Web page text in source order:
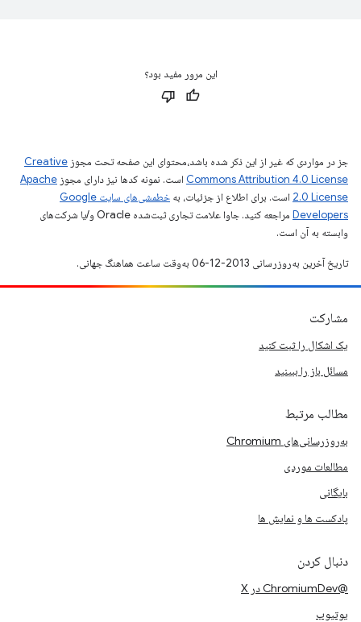
این مرور مفید بود؟
جز در مواردی که غیر از این ذکر شده باشد،‌محتوای این صفحه تحت مجوز Creative
Commons Attribution 4.0 License است. نمونه کدها نیز دارای مجوز Apache
2.0 License است. برای اطلاع از جزئیات، به
خطمشی‌های سایت Google
Developers‏
مراجعه کنید. جاوا علامت تجاری ثبت‌شده Oracle و/یا شرکت‌های
وابسته به آن است.
تاریخ آخرین به‌روزرسانی 2013-12-06 به‌وقت ساعت هماهنگ جهانی.
مشارکت
یک اشکال را ثبت کنید
مسائل باز را ببینید
مطالب مرتبط
به‌روزرسانی‌های Chromium
مطالعات موردی
بایگانی
پادکست ها و نمایش ها
دنبال کردن
@ChromiumDev در X
یوتیوب